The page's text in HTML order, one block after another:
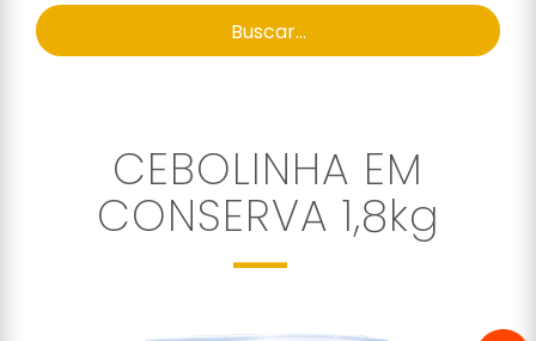
Buscar...
CEBOLINHA EM
CONSERVA 1,8kg